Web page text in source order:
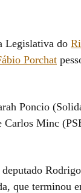
Legislativa do
Porchat
Poncio
Carlos Minc
que terminou